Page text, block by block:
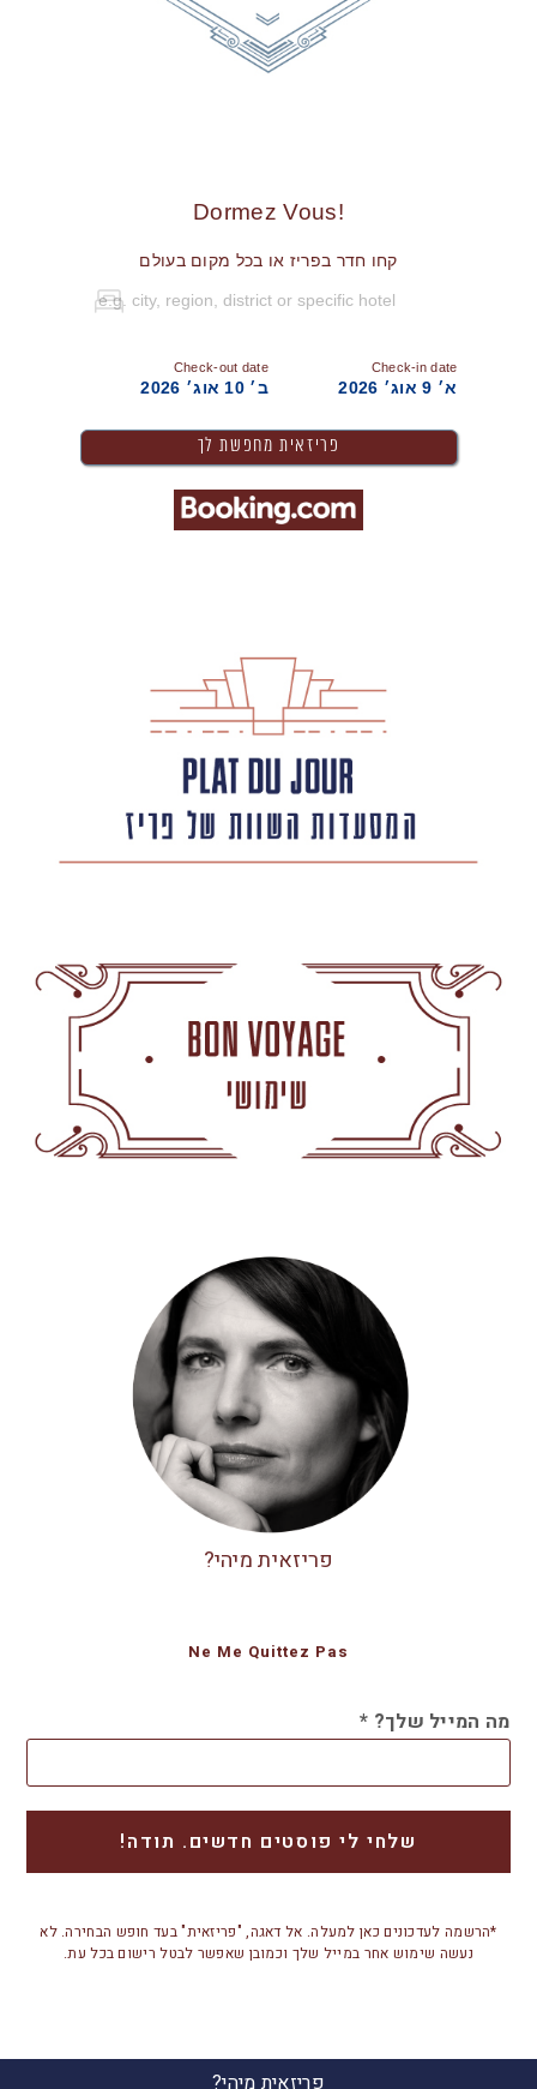
!Dormez Vous
קחו חדר בפריז או בכל מקום בעולם
Check-in date
א׳ 9 אוג׳ 2026
Check-out date
ב׳ 10 אוג׳ 2026
פריזאית מיהי?
Ne Me Quittez Pas
מה המייל שלך? *
*הרשמה לעדכונים כאן למעלה. אל דאגה, "פריזאית" בעד חופש הבחירה. לא
נעשה שימוש אחר במייל שלך וכמובן שאפשר לבטל רישום בכל עת.
פריזאית מיהי?